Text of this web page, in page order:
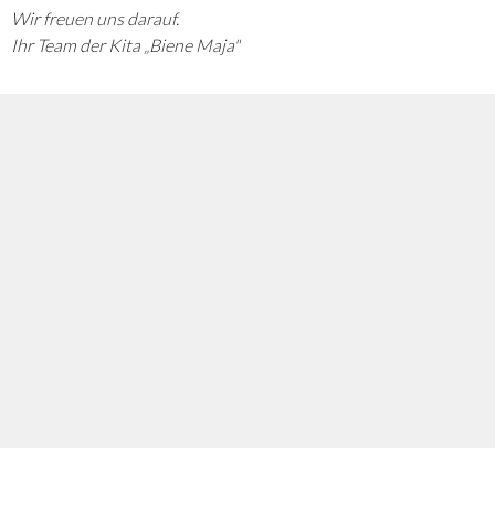
Wir freuen uns darauf.
Ihr Team der Kita „Biene Maja"